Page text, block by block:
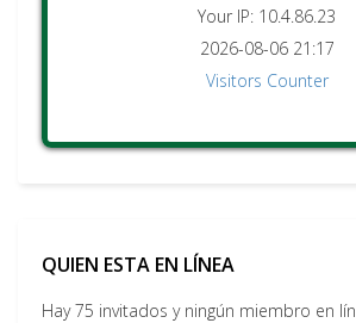
Your IP: 10.4.86.23
2026-08-06 21:17
Visitors Counter
QUIEN ESTA EN LÍNEA
Hay 75 invitados y ningún miembro en